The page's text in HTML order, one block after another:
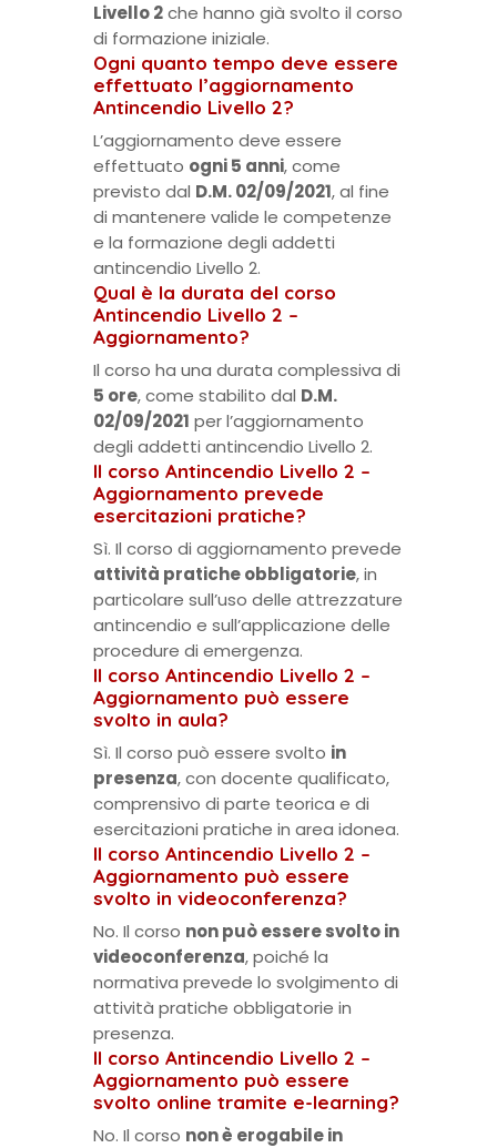
Livello 2che hanno già svolto il corso
di formazione iniziale.
Ogni quanto tempo deve essere
effettuato l’aggiornamento
Antincendio Livello 2?
L’aggiornamento deve essere
effettuato ogni 5 anni, come
previsto dal D.M. 02/09/2021, al fine
di mantenere valide le competenze
e la formazione degli addetti
antincendio Livello 2.
Qual è la durata del corso
Antincendio Livello 2 –
Aggiornamento?
Il corso ha una durata complessiva di
5 ore, come stabilito dal D.M.
02/09/2021 per l’aggiornamento
degli addetti antincendio Livello 2.
Il corso Antincendio Livello 2 –
Aggiornamento prevede
esercitazioni pratiche?
Sì. Il corso di aggiornamento prevede
attività pratiche obbligatorie, in
particolare sull’uso delle attrezzature
antincendio e sull’applicazione delle
procedure di emergenza.
Il corso Antincendio Livello 2 –
Aggiornamento può essere
svolto in aula?
Sì. Il corso può essere svolto in
presenza, con docente qualificato,
comprensivo di parte teorica e di
esercitazioni pratiche in area idonea.
Il corso Antincendio Livello 2 –
Aggiornamento può essere
svolto in videoconferenza?
No. Il corso non può essere svolto in
videoconferenza, poiché la
normativa prevede lo svolgimento di
attività pratiche obbligatorie in
presenza.
Il corso Antincendio Livello 2 –
Aggiornamento può essere
svolto online tramite e-learning?
No. Il corso non è erogabile in